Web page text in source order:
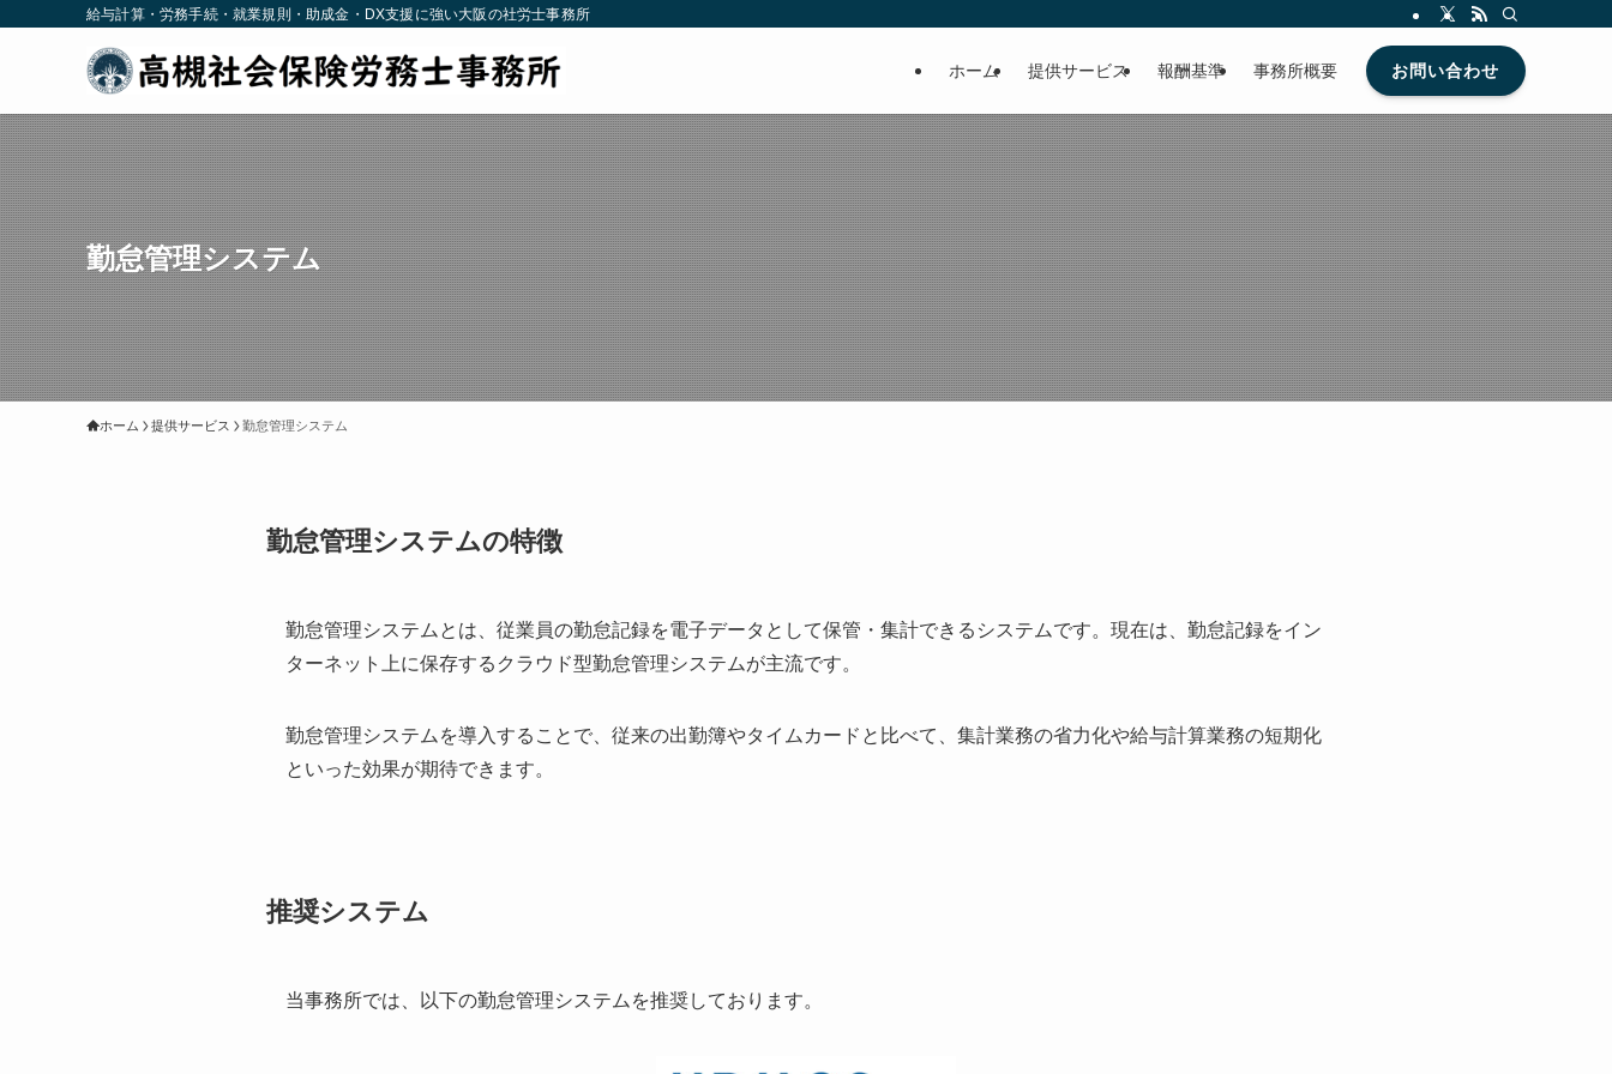
給与計算・労務手続・就業規則・助成金・DX支援に強い大阪の社労士事務所
ホーム 提供サービス 報酬基準 事務所概要 お問い合わせ
勤怠管理システム
ホーム 提供サービス 勤怠管理システム
勤怠管理システムの特徴
勤怠管理システムとは、従業員の勤怠記録を電子データとして保管・集計できるシステムです。現在は、勤怠記録をイン
ターネット上に保存するクラウド型勤怠管理システムが主流です。
勤怠管理システムを導入することで、従来の出勤簿やタイムカードと比べて、集計業務の省力化や給与計算業務の短期化
といった効果が期待できます。
推奨システム
当事務所では、以下の勤怠管理システムを推奨しております。